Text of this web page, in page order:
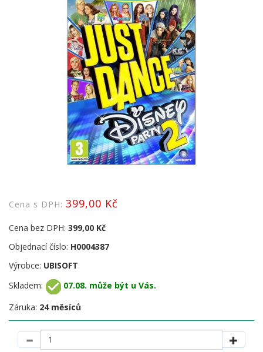
Cena s DPH: 399,00 Kč
Cena bez DPH: 399,00 Kč
Objednací číslo: H0004387
Výrobce: UBISOFT
Skladem:
07.08. může být u Vás.
Záruka: 24 měsíců